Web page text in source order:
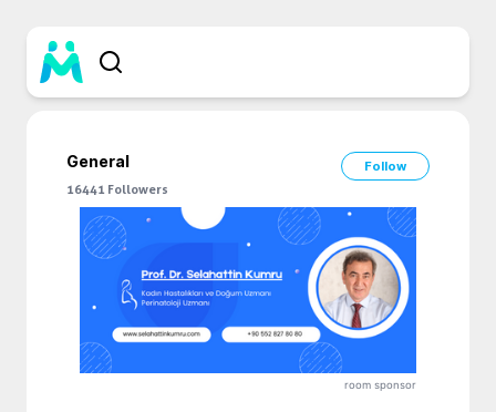
General
Follow
16441 Followers
room sponsor